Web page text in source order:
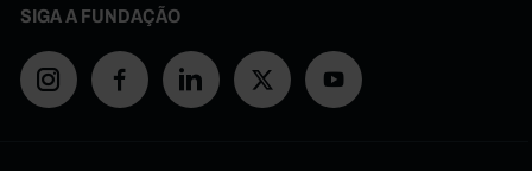
SIGA A FUNDAÇÃO